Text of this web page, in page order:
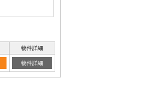
物件詳細
物件詳細